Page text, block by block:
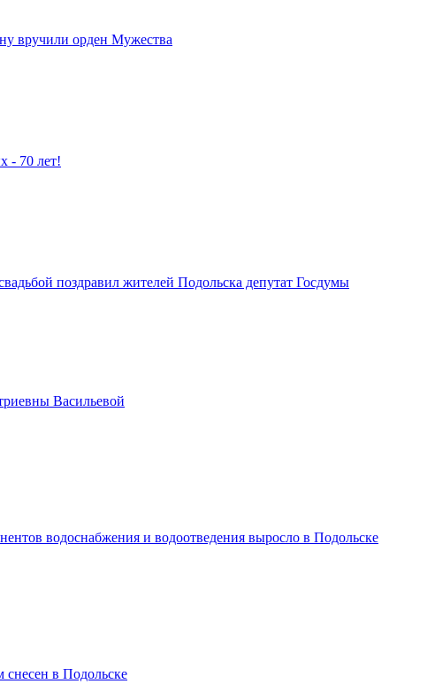
вручили орден Мужества
- 70 лет!
поздравил жителей Подольска депутат Госдумы
Васильевой
водоснабжения и водоотведения выросло в Подольске
в Подольске